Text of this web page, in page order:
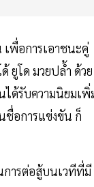
พื่อการเอาชนะคู่
ยูโด มวยปล้ำ ด้วย
ได้รับความนิยมเพิ่
ชื่อการแข่งขัน ก็
การต่อสู้บนเวทีที่มี